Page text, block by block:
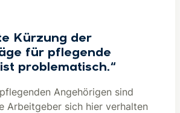
Kürzung der
für pflegende
problematisch.“
Angehörigen sind
Arbeitgeber sich hier verhalten